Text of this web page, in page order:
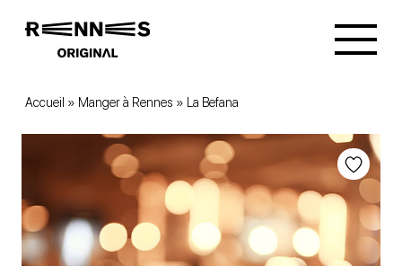
Accueil » Manger à Rennes » La Befana